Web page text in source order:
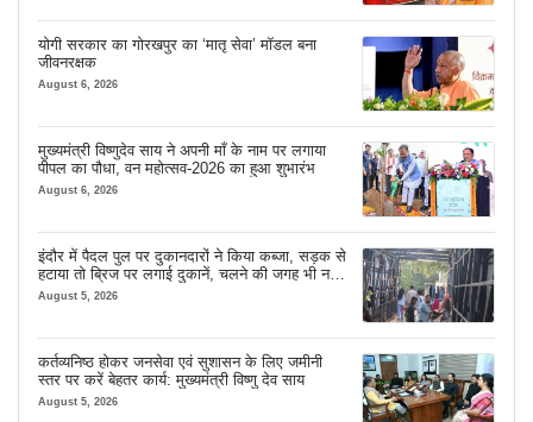
योगी सरकार का गोरखपुर का ‘मातृ सेवा’ मॉडल बना
जीवनरक्षक
August 6, 2026
मुख्यमंत्री विष्णुदेव साय ने अपनी माँ के नाम पर लगाया
पीपल का पौधा, वन महोत्सव-2026 का हुआ शुभारंभ
August 6, 2026
इंदौर में पैदल पुल पर दुकानदारों ने किया कब्जा, सड़क से
हटाया तो ब्रिज पर लगाई दुकानें, चलने की जगह भी नहीं
मिल रही
August 5, 2026
कर्तव्यनिष्ठ होकर जनसेवा एवं सुशासन के लिए जमीनी
स्तर पर करें बेहतर कार्य: मुख्यमंत्री विष्णु देव साय
August 5, 2026